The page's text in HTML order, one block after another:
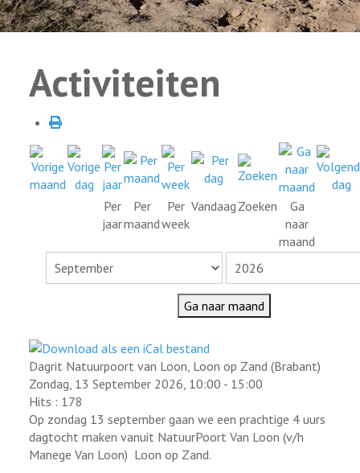
Activiteiten
Per
jaar
Per
maand
Per
week
Vandaag Zoeken
Ga
naar
maand
Ga naar maand
Dagrit Natuurpoort van Loon, Loon op Zand (Brabant)
Zondag, 13 September 2026, 10:00 - 15:00
Hits : 178
Op zondag 13 september gaan we een prachtige 4 uurs
dagtocht maken vanuit NatuurPoort Van Loon (v/h
Manege Van Loon) Loon op Zand.